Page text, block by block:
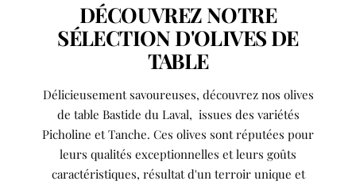
DÉCOUVREZ NOTRE
SÉLECTION D'OLIVES DE
TABLE
Délicieusement savoureuses, découvrez nos olives
de table Bastide du Laval, issues des variétés
Picholine et Tanche. Ces olives sont réputées pour
leurs qualités exceptionnelles et leurs goûts
caractéristiques, résultat d'un terroir unique et